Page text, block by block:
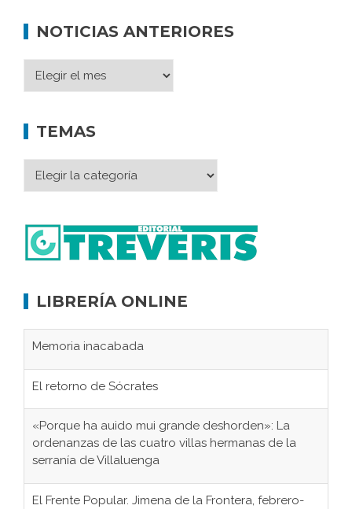
NOTICIAS ANTERIORES
TEMAS
LIBRERÍA ONLINE
Memoria inacabada
El retorno de Sócrates
«Porque ha auido mui grande deshorden»: La
ordenanzas de las cuatro villas hermanas de la
serranía de Villaluenga
El Frente Popular. Jimena de la Frontera, febrero-